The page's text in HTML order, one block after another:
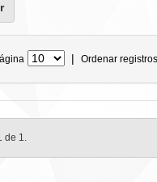
| Ordenar
de 1.